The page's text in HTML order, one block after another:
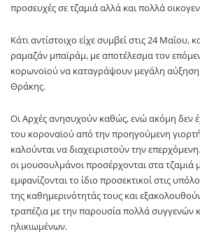
προσευχές σε τζαμιά αλλά και πολλά
Κάτι αντίστοιχο είχε συμβεί στις 24 Μαΐου,
ραμαζάν μπαϊράμ, με αποτέλεσμα τον
κορωνοϊού να καταγράψουν μεγάλη αύξηση
Θράκης.
Οι Αρχές ανησυχούν καθώς, ενώ ακόμη δεν
του κοροναϊού από την προηγούμενη
καλούνται να διαχειριστούν την
οι μουσουλμάνοι προσέρχονται στα τζαμιά
εμφανίζονται το ίδιο προσεκτικοί στις
της καθημερινότητάς τους και
τραπέζια με την παρουσία πολλά συγγενών
ηλικιωμένων.